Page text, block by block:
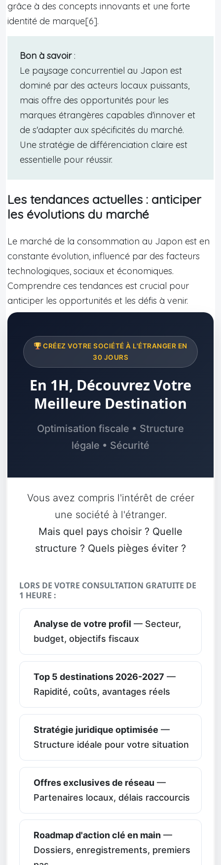
grâce à des concepts innovants et une forte
identité de marque[6].
Bon à savoir:
Le paysage concurrentiel au Japon est
dominé par des acteurs locaux puissants,
mais offre des opportunités pour les
marques étrangères capables d'innover et
de s'adapter aux spécificités du marché.
Une stratégie de différenciation claire est
essentielle pour réussir.
Les tendances actuelles : anticiper
les évolutions du marché
Le marché de la consommation au Japon est en
constante évolution, influencé par des facteurs
technologiques, sociaux et économiques.
Comprendre ces tendances est crucial pour
anticiper les opportunités et les défis à venir.
CRÉEZ VOTRE SOCIÉTÉ À L'ÉTRANGER EN
30 JOURS
En 1H, Découvrez Votre
Meilleure Destination
Optimisation fiscale • Structure
légale • Sécurité
Vous avez compris l'intérêt de créer
une société à l'étranger.
Mais quel pays choisir ? Quelle
structure ? Quels pièges éviter ?
LORS DE VOTRE CONSULTATION GRATUITE DE
1 HEURE :
Analyse de votre profil — Secteur,
budget, objectifs fiscaux
Top 5 destinations 2026-2027 —
Rapidité, coûts, avantages réels
Stratégie juridique optimisée —
Structure idéale pour votre situation
Offres exclusives de réseau —
Partenaires locaux, délais raccourcis
Roadmap d'action clé en main —
Dossiers, enregistrements, premiers